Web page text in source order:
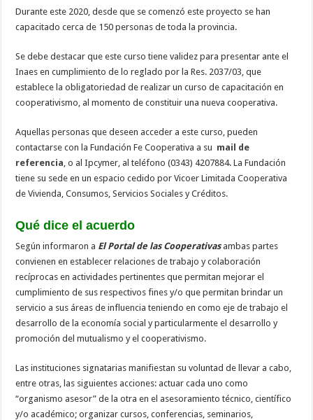
Durante este 2020, desde que se comenzó este proyecto se han
capacitado cerca de 150 personas de toda la provincia.
Se debe destacar que este curso tiene validez para presentar ante el
Inaes en cumplimiento de lo reglado por la Res. 2037/03, que
establece la obligatoriedad de realizar un curso de capacitación en
cooperativismo, al momento de constituir una nueva cooperativa.
Aquellas personas que deseen acceder a este curso, pueden
contactarse con la Fundación Fe Cooperativa a su mail de
referencia , o al Ipcymer, al teléfono (0343) 4207884. La Fundación
tiene su sede en un espacio cedido por Vicoer Limitada Cooperativa
de Vivienda, Consumos, Servicios Sociales y Créditos.
Qué dice el acuerdo
Según informaron a El Portal de las Cooperativasambas partes
convienen en establecer relaciones de trabajo y colaboración
recíprocas en actividades pertinentes que permitan mejorar el
cumplimiento de sus respectivos fines y/o que permitan brindar un
servicio a sus áreas de influencia teniendo en como eje de trabajo el
desarrollo de la economía social y particularmente el desarrollo y
promoción del mutualismo y el cooperativismo.
Las instituciones signatarias manifiestan su voluntad de llevar a cabo,
entre otras, las siguientes acciones: actuar cada uno como
“organismo asesor” de la otra en el asesoramiento técnico, científico
y/o académico; organizar cursos, conferencias, seminarios,